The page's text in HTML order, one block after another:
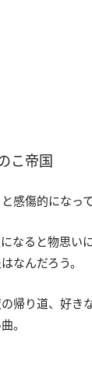
こ帝国
感傷的になって
なると物思い
なんだろう。
帰り道、好き
。